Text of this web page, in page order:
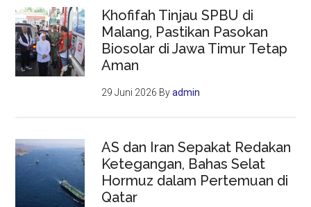
Khofifah Tinjau SPBU di
Malang, Pastikan Pasokan
Biosolar di Jawa Timur Tetap
Aman
29 Juni 2026 Byadmin
AS dan Iran Sepakat Redakan
Ketegangan, Bahas Selat
Hormuz dalam Pertemuan di
Qatar